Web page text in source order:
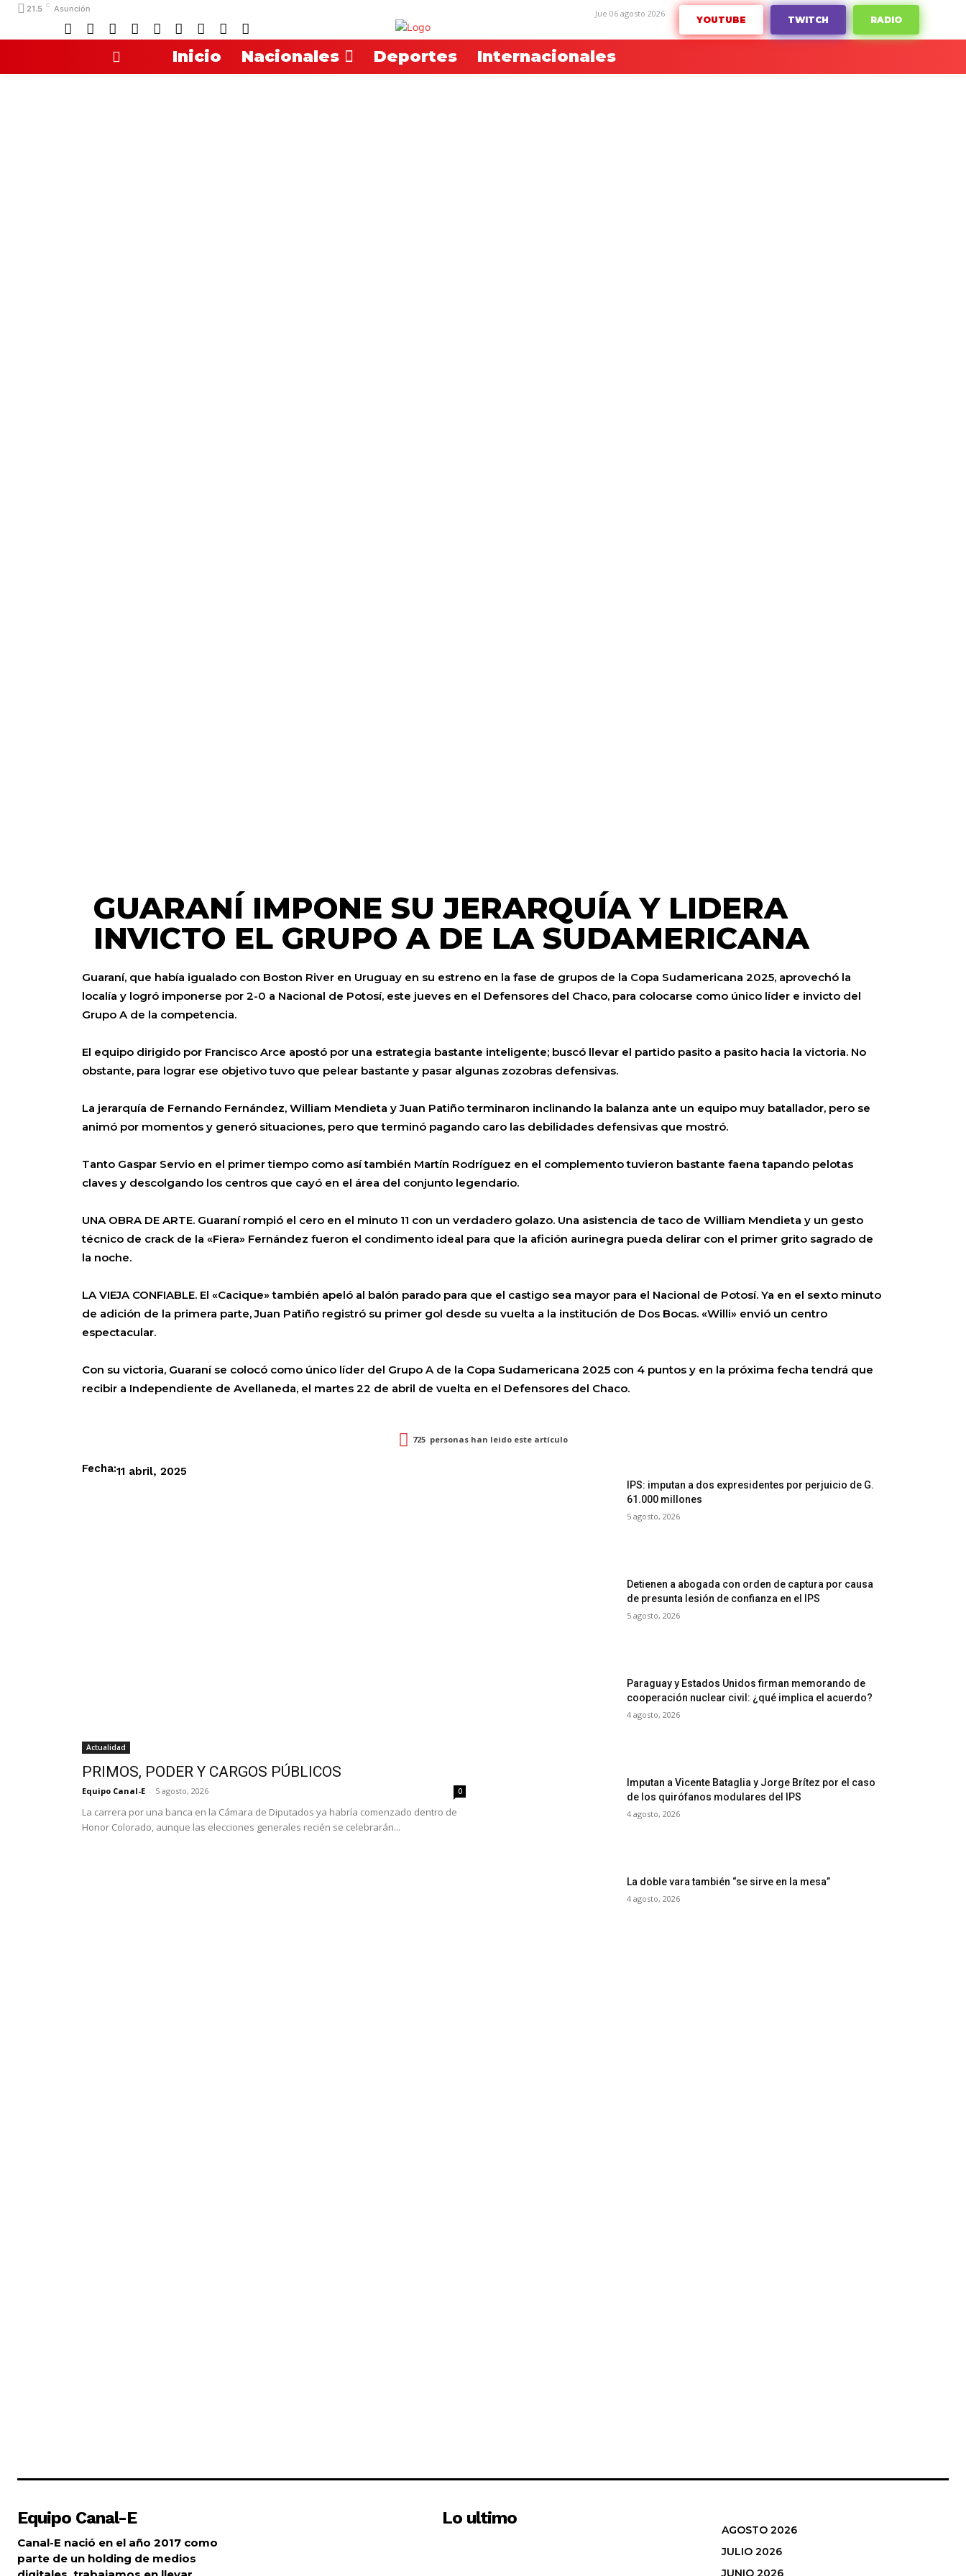
21.5 C Asunción Jue 06 agosto 2026
YOUTUBE TWITCH RADIO
Inicio Nacionales Deportes Internacionales
GUARANÍ IMPONE SU JERARQUÍA Y LIDERA
INVICTO EL GRUPO A DE LA SUDAMERICANA
Guaraní, que había igualado con Boston River en Uruguay en su estreno en la fase de grupos de la Copa Sudamericana 2025, aprovechó la
localía y logró imponerse por 2-0 a Nacional de Potosí, este jueves en el Defensores del Chaco, para colocarse como único líder e invicto del
Grupo A de la competencia.
El equipo dirigido por Francisco Arce apostó por una estrategia bastante inteligente; buscó llevar el partido pasito a pasito hacia la victoria. No
obstante, para lograr ese objetivo tuvo que pelear bastante y pasar algunas zozobras defensivas.
La jerarquía de Fernando Fernández, William Mendieta y Juan Patiño terminaron inclinando la balanza ante un equipo muy batallador, pero se
animó por momentos y generó situaciones, pero que terminó pagando caro las debilidades defensivas que mostró.
Tanto Gaspar Servio en el primer tiempo como así también Martín Rodríguez en el complemento tuvieron bastante faena tapando pelotas
claves y descolgando los centros que cayó en el área del conjunto legendario.
UNA OBRA DE ARTE. Guaraní rompió el cero en el minuto 11 con un verdadero golazo. Una asistencia de taco de William Mendieta y un gesto
técnico de crack de la «Fiera» Fernández fueron el condimento ideal para que la afición aurinegra pueda delirar con el primer grito sagrado de
la noche.
LA VIEJA CONFIABLE. El «Cacique» también apeló al balón parado para que el castigo sea mayor para el Nacional de Potosí. Ya en el sexto minuto
de adición de la primera parte, Juan Patiño registró su primer gol desde su vuelta a la institución de Dos Bocas. «Willi» envió un centro
espectacular.
Con su victoria, Guaraní se colocó como único líder del Grupo A de la Copa Sudamericana 2025 con 4 puntos y en la próxima fecha tendrá que
recibir a Independiente de Avellaneda, el martes 22 de abril de vuelta en el Defensores del Chaco.
725 personas han leido este artículo
Fecha:11 abril, 2025
Actualidad
PRIMOS, PODER Y CARGOS PÚBLICOS
Equipo Canal-E - 5 agosto, 2026 0
La carrera por una banca en la Cámara de Diputados ya habría comenzado dentro de
Honor Colorado, aunque las elecciones generales recién se celebrarán...
IPS: imputan a dos expresidentes por perjuicio de G.
61.000 millones
5 agosto, 2026
Detienen a abogada con orden de captura por causa
de presunta lesión de confianza en el IPS
5 agosto, 2026
Paraguay y Estados Unidos firman memorando de
cooperación nuclear civil: ¿qué implica el acuerdo?
4 agosto, 2026
Imputan a Vicente Bataglia y Jorge Brítez por el caso
de los quirófanos modulares del IPS
4 agosto, 2026
La doble vara también “se sirve en la mesa”
4 agosto, 2026
Equipo Canal-E
Canal-E nació en el año 2017 como
parte de un holding de medios
Lo ultimo
AGOSTO 2026
JULIO 2026
JUNIO 2026